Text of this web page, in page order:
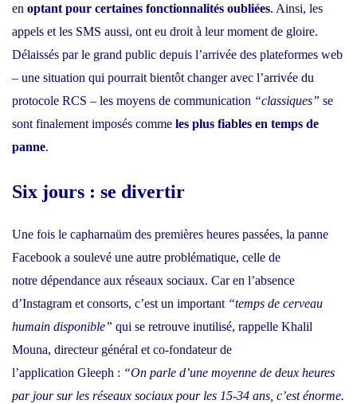
en optant pour certaines fonctionnalités oubliées. Ainsi, les
appels et les SMS aussi, ont eu droit à leur moment de gloire.
Délaissés par le grand public depuis l’arrivée des plateformes web
– une situation qui pourrait bientôt changer avec l’arrivée du
protocole RCS – les moyens de communication “classiques” se
sont finalement imposés comme les plus fiables en temps de
panne.
Six jours : se divertir
Une fois le capharnaüm des premières heures passées, la panne
Facebook a soulevé une autre problématique, celle de
notre dépendance aux réseaux sociaux. Car en l’absence
d’Instagram et consorts, c’est un important “temps de cerveau
humain disponible” qui se retrouve inutilisé, rappelle Khalil
Mouna, directeur général et co-fondateur de
l’application Gleeph : “On parle d’une moyenne de deux heures
par jour sur les réseaux sociaux pour les 15-34 ans, c’est énorme.